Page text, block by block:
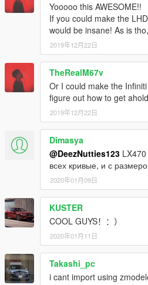
Yooooo this AWESOME!!
If you could make the
would be insane! As is
2019年12月22日
TheRealM67v
Or I could make the
figure out how to get
2019年12月22日
Dimasya
@DeezNutties123
всех кривые, и с
2020年01月09日
KUSTER
COOL GUYS！：）
2020年01月11日
Takashi_pc
i cant import using